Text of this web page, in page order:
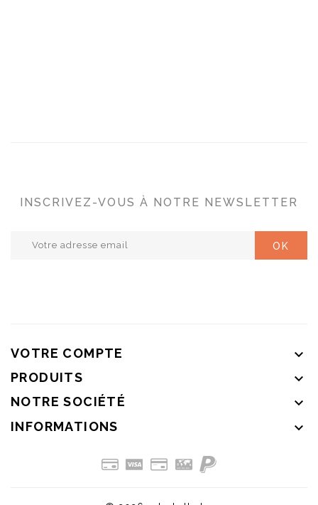
INSCRIVEZ-VOUS À NOTRE NEWSLETTER
VOTRE COMPTE 
PRODUITS 
NOTRE SOCIÉTÉ 
INFORMATIONS 